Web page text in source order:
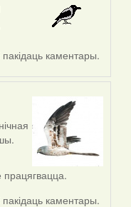
пакідаць каментары.
працягвацца.
пакідаць каментары.